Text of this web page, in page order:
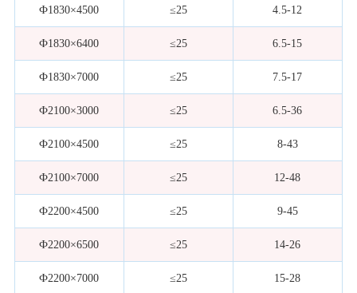
Ф1830×4500 ≤25 4.5-12
Ф1830×6400 ≤25 6.5-15
Ф1830×7000 ≤25 7.5-17
Ф2100×3000 ≤25 6.5-36
Ф2100×4500 ≤25 8-43
Ф2100×7000 ≤25 12-48
Ф2200×4500 ≤25 9-45
Ф2200×6500 ≤25 14-26
Ф2200×7000 ≤25 15-28